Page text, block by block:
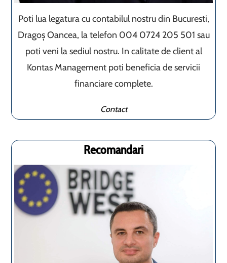
Poti lua legatura cu contabilul nostru din Bucuresti,
Dragoș Oancea, la telefon 004 0724 205 501 sau
poti veni la sediul nostru. In calitate de client al
Kontas Management poti beneficia de servicii
financiare complete.
Contact
Recomandari